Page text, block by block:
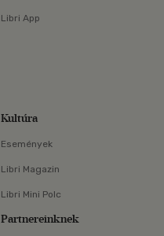
Libri App
Kultúra
Események
Libri Magazin
Libri Mini Polc
Partnereinknek